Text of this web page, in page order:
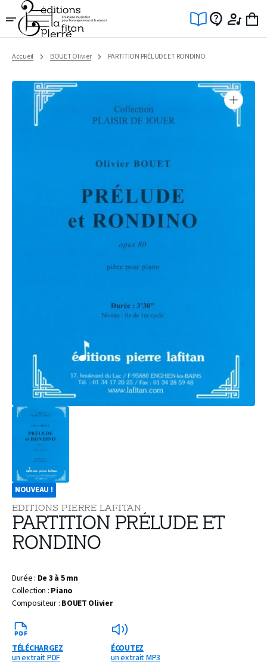
Ignorer
et
passer
au
Accueil BOUET Olivier PARTITION PRÉLUDE ET RONDINO
Ouvrir
des
la
vue
de
NOUVEAU !
EDITIONS PIERRE LAFITAN
PARTITION PRÉLUDE ET
RONDINO
Durée : De 3 à 5 mn
Collection : Piano
Compositeur : BOUET Olivier
TÉLÉCHARGEZ
un extrait PDF
ÉCOUTEZ
un extrait MP3